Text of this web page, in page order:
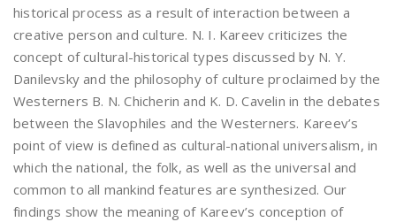
historical process as a result of interaction between a
creative person and culture. N. I. Kareev criticizes the
concept of cultural-historical types discussed by N. Y.
Danilevsky and the philosophy of culture proclaimed by the
Westerners B. N. Chicherin and K. D. Cavelin in the debates
between the Slavophiles and the Westerners. Kareev’s
point of view is defined as cultural-national universalism, in
which the national, the folk, as well as the universal and
common to all mankind features are synthesized. Our
findings show the meaning of Kareev’s conception of